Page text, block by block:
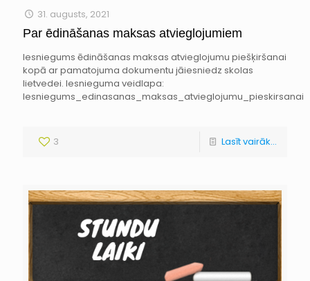
31. augusts, 2021
Par ēdināšanas maksas atvieglojumiem
Iesniegums ēdināšanas maksas atvieglojumu piešķiršanai
kopā ar pamatojuma dokumentu jāiesniedz skolas
lietvedei. Iesnieguma veidlapa:
Iesniegums_edinasanas_maksas_atvieglojumu_pieskirsanai
3 Lasīt vairāk...